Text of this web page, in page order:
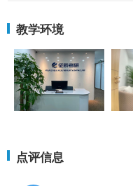
教学环境
点评信息